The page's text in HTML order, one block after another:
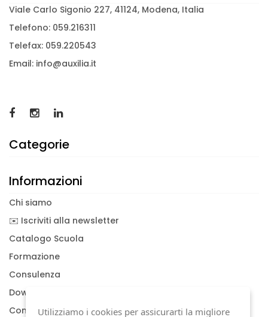
Viale Carlo Sigonio 227, 41124, Modena, Italia
Telefono: 059.216311
Telefax: 059.220543
Email: info@auxilia.it
Categorie
Informazioni
Chi siamo
✉️ Iscriviti alla newsletter
Catalogo Scuola
Formazione
Consulenza
Download documenti
Condizioni generali
Utilizziamo i cookies per assicurarti la migliore